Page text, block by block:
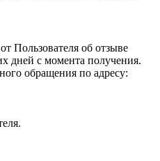
Пользователя об отзыве
дней с момента получения.
обращения по адресу: